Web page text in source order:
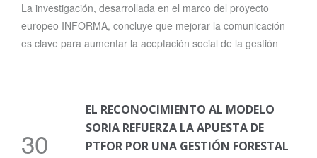
La investigación, desarrollada en el marco del proyecto
europeo INFORMA, concluye que mejorar la comunicación
es clave para aumentar la aceptación social de la gestión
30
EL RECONOCIMIENTO AL MODELO
SORIA REFUERZA LA APUESTA DE
PTFOR POR UNA GESTIÓN FORESTAL